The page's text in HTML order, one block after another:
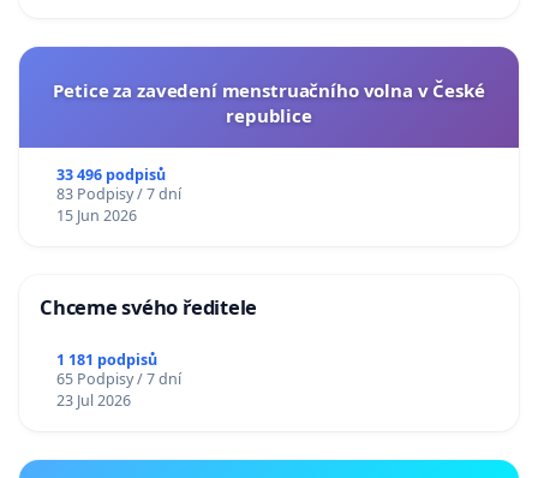
Petice za zavedení menstruačního volna v České
republice
33 496 podpisů
83 Podpisy / 7 dní
15 Jun 2026
Chceme svého ředitele
1 181 podpisů
65 Podpisy / 7 dní
23 Jul 2026